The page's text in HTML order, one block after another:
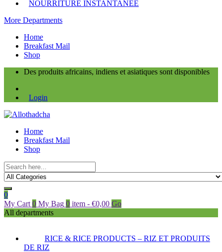
NOURRITURE INSTANTANÉE
More Departments
Home
Breakfast Mail
Shop
Des produits africains, indiens et asiatiques sont disponibles
Login
Home
Breakfast Mail
Shop
0
My Cart 0 My Bag 0 item - €0,00 Go
All departments
RICE & RICE PRODUCTS – RIZ ET PRODUITS
DE RIZ